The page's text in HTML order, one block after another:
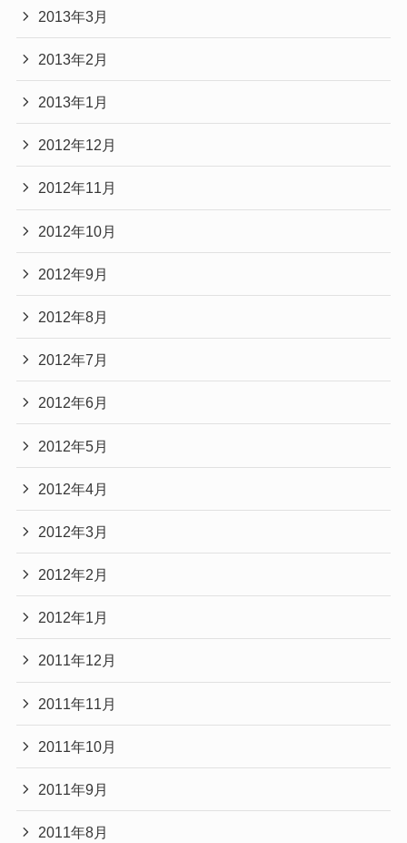
2013年3月
2013年2月
2013年1月
2012年12月
2012年11月
2012年10月
2012年9月
2012年8月
2012年7月
2012年6月
2012年5月
2012年4月
2012年3月
2012年2月
2012年1月
2011年12月
2011年11月
2011年10月
2011年9月
2011年8月